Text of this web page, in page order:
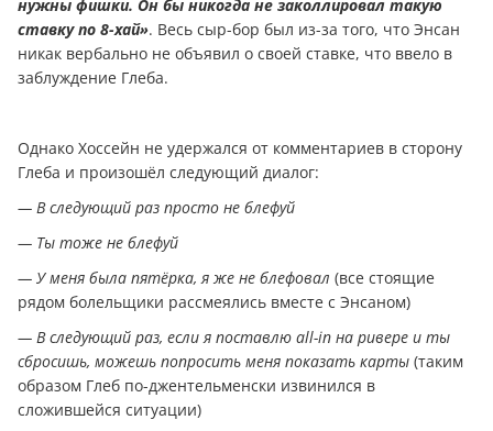
нужны фишки. Он бы никогда не заколлировал такую
ставку по 8-хай». Весь сыр-бор был из-за того, что Энсан
никак вербально не объявил о своей ставке, что ввело в
заблуждение Глеба.
Однако Хоссейн не удержался от комментариев в сторону
Глеба и произошёл следующий диалог:
— В следующий раз просто не блефуй
— Ты тоже не блефуй
— У меня была пятёрка, я же не блефовал (все стоящие
рядом болельщики рассмеялись вместе с Энсаном)
— В следующий раз, если я поставлю all-in на ривере и ты
сбросишь, можешь попросить меня показать карты (таким
образом Глеб по-джентельменски извинился в
сложившейся ситуации)